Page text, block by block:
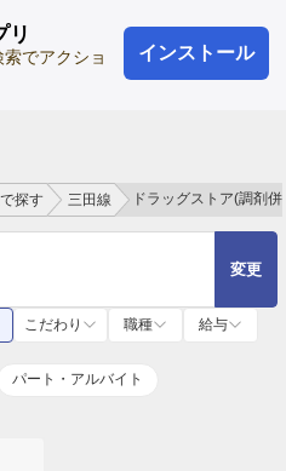
リ
でアクショ
インストール
ログイン 会員登録
探す 三田線 ドラッグストア(調剤
変更
こだわり 職種
給与
パート・アルバイト